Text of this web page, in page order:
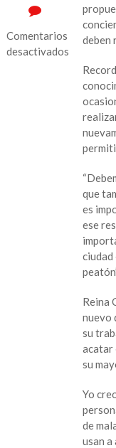
Comentarios
desactivados
deben
que
es
ese
ciudad
Reina
nuevo
su
acatar
su
Yo
de
usan